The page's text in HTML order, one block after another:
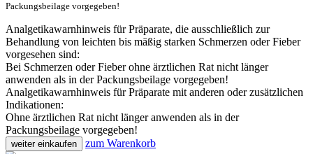
Packungsbeilage vorgegeben!
Analgetikawarnhinweis für Präparate, die ausschließlich zur
Behandlung von leichten bis mäßig starken Schmerzen oder Fieber
vorgesehen sind:
Bei Schmerzen oder Fieber ohne ärztlichen Rat nicht länger
anwenden als in der Packungsbeilage vorgegeben!
Analgetikawarnhinweis für Präparate mit anderen oder zusätzlichen
Indikationen:
Ohne ärztlichen Rat nicht länger anwenden als in der
Packungsbeilage vorgegeben!
weiter einkaufen zum Warenkorb